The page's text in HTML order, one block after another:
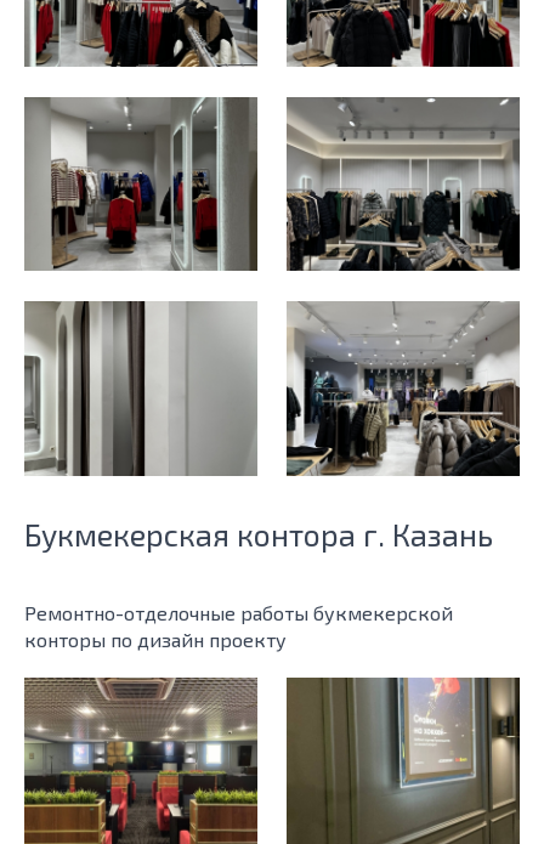
Букмекерская контора г. Казань
Ремонтно-отделочные работы букмекерской
конторы по дизайн проекту